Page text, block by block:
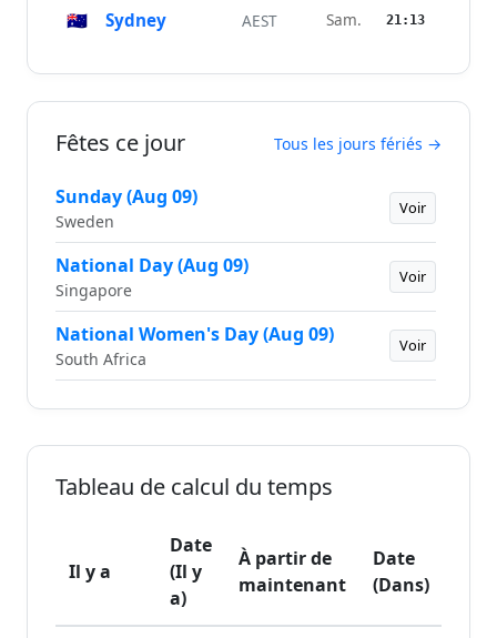
🇦🇺 Sydney AEST Sam. 21:13
Fêtes ce jour Tous les jours fériés →
Sunday (Aug 09)
Sweden
Voir
National Day (Aug 09)
Singapore
Voir
National Women's Day (Aug 09)
South Africa
Voir
Tableau de calcul du temps
Il y a
Date
(Il y
a)
À partir de
maintenant
Date
(Dans)